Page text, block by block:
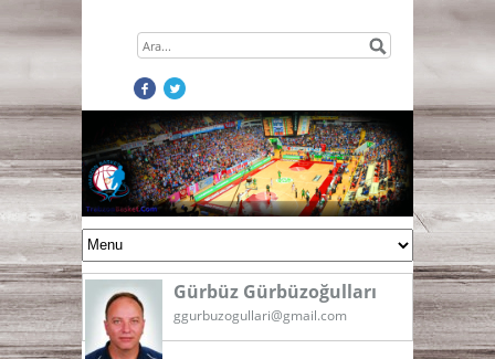
Gürbüz Gürbüzoğulları
ggurbuzogullari@gmail.com